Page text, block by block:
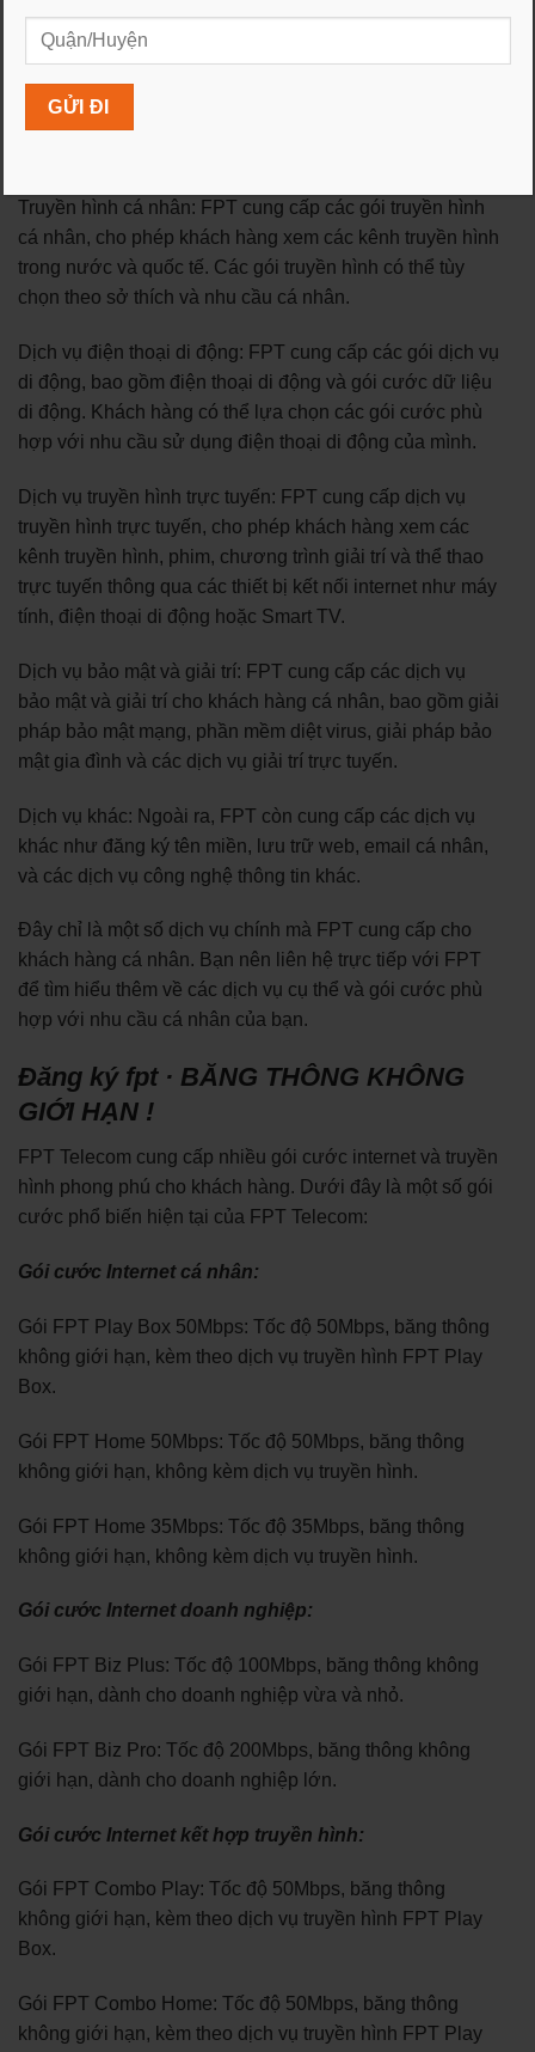
Internet cá nhân: FPT cung cấp gói cước internet tốc độ
cao cho khách hàng cá nhân. Các gói cước này cho
phép truy cập internet nhanh chóng và ổn định để duyệt
Truyền hình cá nhân: FPT cung cấp các gói truyền hình
cá nhân, cho phép khách hàng xem các kênh truyền hình
trong nước và quốc tế. Các gói truyền hình có thể tùy
chọn theo sở thích và nhu cầu cá nhân.
Dịch vụ điện thoại di động: FPT cung cấp các gói dịch vụ
di động, bao gồm điện thoại di động và gói cước dữ liệu
di động. Khách hàng có thể lựa chọn các gói cước phù
hợp với nhu cầu sử dụng điện thoại di động của mình.
Dịch vụ truyền hình trực tuyến: FPT cung cấp dịch vụ
truyền hình trực tuyến, cho phép khách hàng xem các
kênh truyền hình, phim, chương trình giải trí và thể thao
trực tuyến thông qua các thiết bị kết nối internet như máy
tính, điện thoại di động hoặc Smart TV.
Dịch vụ bảo mật và giải trí: FPT cung cấp các dịch vụ
bảo mật và giải trí cho khách hàng cá nhân, bao gồm giải
pháp bảo mật mạng, phần mềm diệt virus, giải pháp bảo
mật gia đình và các dịch vụ giải trí trực tuyến.
Dịch vụ khác: Ngoài ra, FPT còn cung cấp các dịch vụ
khác như đăng ký tên miền, lưu trữ web, email cá nhân,
và các dịch vụ công nghệ thông tin khác.
Đây chỉ là một số dịch vụ chính mà FPT cung cấp cho
khách hàng cá nhân. Bạn nên liên hệ trực tiếp với FPT
để tìm hiểu thêm về các dịch vụ cụ thể và gói cước phù
hợp với nhu cầu cá nhân của bạn.
Đăng ký fpt · BĂNG THÔNG KHÔNG
GIỚI HẠN !
FPT Telecom cung cấp nhiều gói cước internet và truyền
hình phong phú cho khách hàng. Dưới đây là một số gói
cước phổ biến hiện tại của FPT Telecom:
Gói cước Internet cá nhân:
Gói FPT Play Box 50Mbps: Tốc độ 50Mbps, băng thông
không giới hạn, kèm theo dịch vụ truyền hình FPT Play
Box.
Gói FPT Home 50Mbps: Tốc độ 50Mbps, băng thông
không giới hạn, không kèm dịch vụ truyền hình.
Gói FPT Home 35Mbps: Tốc độ 35Mbps, băng thông
không giới hạn, không kèm dịch vụ truyền hình.
Gói cước Internet doanh nghiệp:
Gói FPT Biz Plus: Tốc độ 100Mbps, băng thông không
giới hạn, dành cho doanh nghiệp vừa và nhỏ.
Gói FPT Biz Pro: Tốc độ 200Mbps, băng thông không
giới hạn, dành cho doanh nghiệp lớn.
Gói cước Internet kết hợp truyền hình:
Gói FPT Combo Play: Tốc độ 50Mbps, băng thông
không giới hạn, kèm theo dịch vụ truyền hình FPT Play
Box.
Gói FPT Combo Home: Tốc độ 50Mbps, băng thông
không giới hạn, kèm theo dịch vụ truyền hình FPT Play